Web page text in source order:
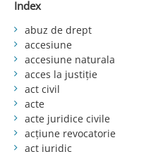
Index
abuz de drept
accesiune
accesiune naturala
acces la justiție
act civil
acte
acte juridice civile
acțiune revocatorie
act juridic